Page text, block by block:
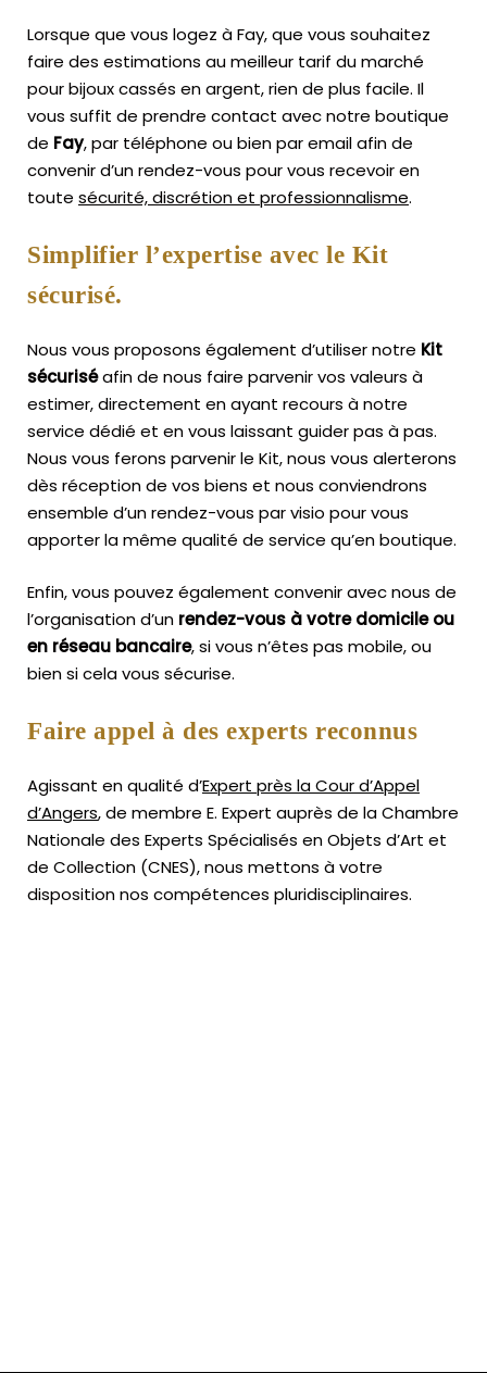
Lorsque que vous logez à Fay, que vous souhaitez
faire des estimations au meilleur tarif du marché
pour bijoux cassés en argent, rien de plus facile. Il
vous suffit de prendre contact avec notre boutique
de Fay, par téléphone ou bien par email afin de
convenir d’un rendez-vous pour vous recevoir en
toute sécurité, discrétion et professionnalisme.
Simplifier l’expertise avec le Kit
sécurisé.
Nous vous proposons également d’utiliser notre Kit
sécuriséafin de nous faire parvenir vos valeurs à
estimer, directement en ayant recours à notre
service dédié et en vous laissant guider pas à pas.
Nous vous ferons parvenir le Kit, nous vous alerterons
dès réception de vos biens et nous conviendrons
ensemble d’un rendez-vous par visio pour vous
apporter la même qualité de service qu’en boutique.
Enfin, vous pouvez également convenir avec nous de
l’organisation d’un rendez-vous à votre domicile ou
en réseau bancaire, si vous n’êtes pas mobile, ou
bien si cela vous sécurise.
Faire appel à des experts reconnus
Agissant en qualité d’Expert près la Cour d’Appel
d’Angers, de membre E. Expert auprès de laChambre
Nationale des Experts Spécialisés en Objets d’Art et
de Collection (CNES),nous mettons à votre
disposition nos compétences pluridisciplinaires.